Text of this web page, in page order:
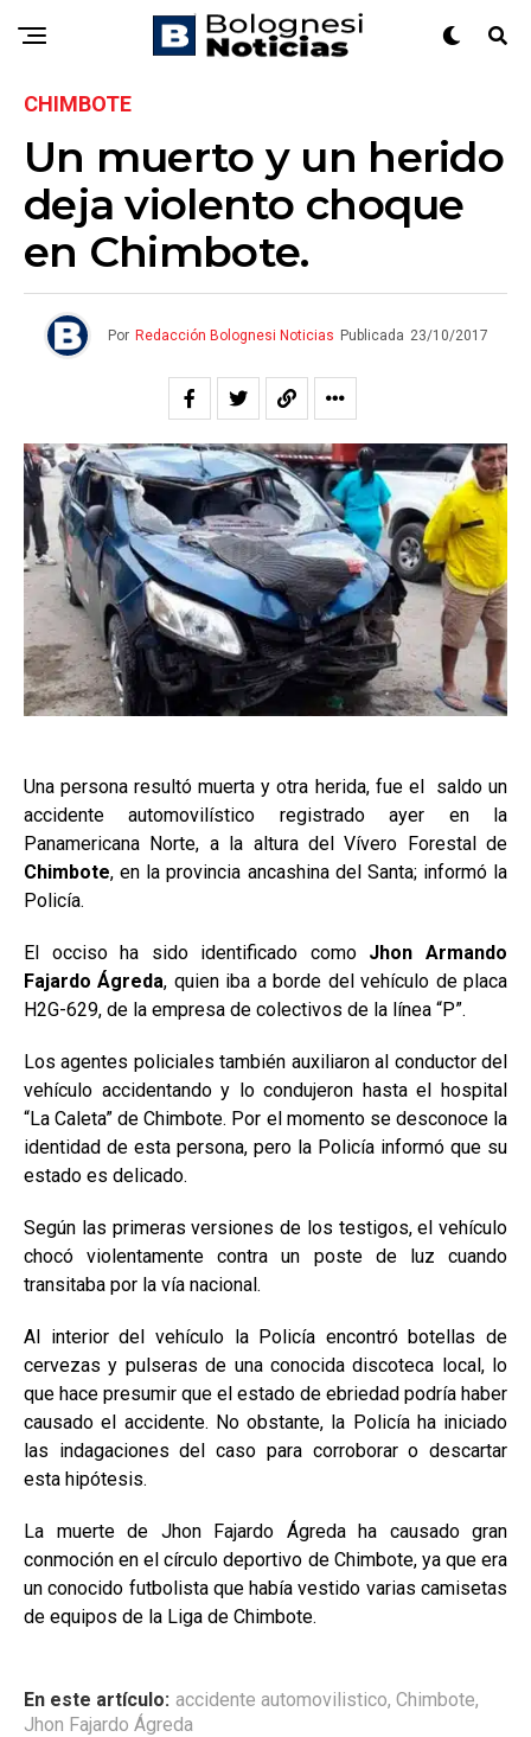
CHIMBOTE
Un muerto y un herido
deja violento choque
en Chimbote.
Por Redacción Bolognesi Noticias Publicada 23/10/2017
Una persona resultó muerta y otra herida, fue el saldo un
accidente automovilístico registrado ayer en la
Panamericana Norte, a la altura del Vívero Forestal de
Chimbote, en la provincia ancashina del Santa; informó la
Policía.
El occiso ha sido identificado como Jhon Armando
Fajardo Ágreda, quien iba a borde del vehículo de placa
H2G-629, de la empresa de colectivos de la línea “P”.
Los agentes policiales también auxiliaron al conductor del
vehículo accidentando y lo condujeron hasta el hospital
“La Caleta” de Chimbote. Por el momento se desconoce la
identidad de esta persona, pero la Policía informó que su
estado es delicado.
Según las primeras versiones de los testigos, el vehículo
chocó violentamente contra un poste de luz cuando
transitaba por la vía nacional.
Al interior del vehículo la Policía encontró botellas de
cervezas y pulseras de una conocida discoteca local, lo
que hace presumir que el estado de ebriedad podría haber
causado el accidente. No obstante, la Policía ha iniciado
las indagaciones del caso para corroborar o descartar
esta hipótesis.
La muerte de Jhon Fajardo Ágreda ha causado gran
conmoción en el círculo deportivo de Chimbote, ya que era
un conocido futbolista que había vestido varias camisetas
de equipos de la Liga de Chimbote.
En este artículo: accidente automovilistico, Chimbote,
Jhon Fajardo Ágreda